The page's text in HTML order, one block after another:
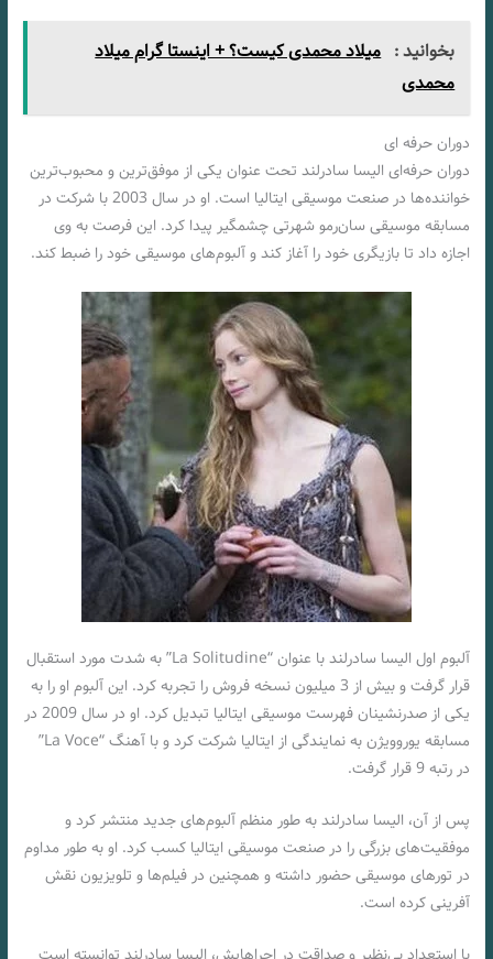
بخوانید : میلاد محمدی کیست؟ + اینستا گرام میلاد
محمدی
دوران حرفه ای
دوران حرفه‌ای الیسا سادرلند تحت عنوان یکی از موفق‌ترین و محبوب‌ترین
خواننده‌ها در صنعت موسیقی ایتالیا است. او در سال 2003 با شرکت در
مسابقه موسیقی سان‌رمو شهرتی چشمگیر پیدا کرد. این فرصت به وی
اجازه داد تا بازیگری خود را آغاز کند و آلبوم‌های موسیقی خود را ضبط کند.
آلبوم اول الیسا سادرلند با عنوان “La Solitudine” به شدت مورد استقبال
قرار گرفت و بیش از 3 میلیون نسخه فروش را تجربه کرد. این آلبوم او را به
یکی از صدرنشینان فهرست موسیقی ایتالیا تبدیل کرد. او در سال 2009 در
مسابقه یوروویژن به نمایندگی از ایتالیا شرکت کرد و با آهنگ “La Voce”
در رتبه 9 قرار گرفت.
پس از آن، الیسا سادرلند به طور منظم آلبوم‌های جدید منتشر کرد و
موفقیت‌های بزرگی را در صنعت موسیقی ایتالیا کسب کرد. او به طور مداوم
در تورهای موسیقی حضور داشته و همچنین در فیلم‌ها و تلویزیون نقش
آفرینی کرده است.